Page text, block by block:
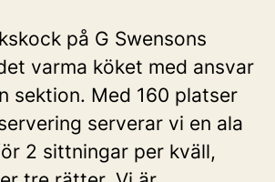
på G Swensons
varma köket med ansvar
sektion. Med 160 platser
serverar vi en ala
2 sittningar per kväll,